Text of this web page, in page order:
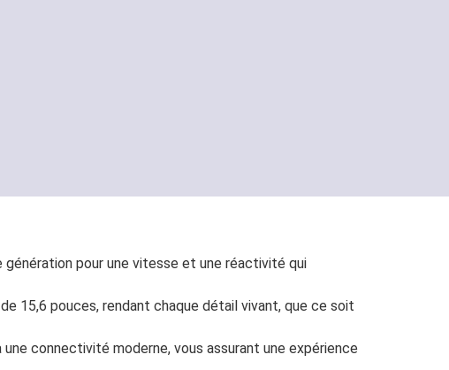
pour une vitesse et une réactivité qui
15,6 pouces, rendant chaque détail vivant, que ce soit
connectivité moderne, vous assurant une expérience